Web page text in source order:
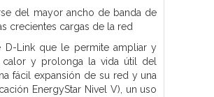
del mayor ancho de banda de
crecientes cargas de la red
D-Link que le permite ampliar y
calor y prolonga la vida útil del
fácil expansión de su red y una
EnergyStar Nivel V), un uso